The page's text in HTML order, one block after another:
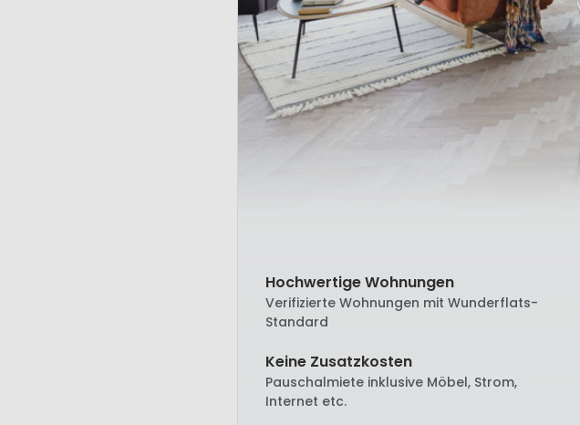
Hochwertige Wohnungen
Verifizierte Wohnungen mit Wunderflats-
Standard
Keine Zusatzkosten
Pauschalmiete inklusive Möbel, Strom,
Internet etc.